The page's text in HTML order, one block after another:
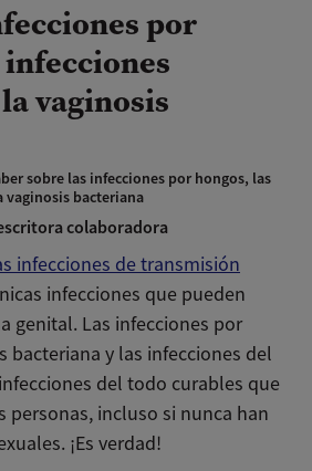
por
vaginosis
sobre las infecciones por hongos, las
vaginosis bacteriana
colaboradora
infecciones de transmisión
infecciones que pueden
genital. Las infecciones por
bacteriana y las infecciones del
del todo curables que
personas, incluso si nunca han
¡Es verdad!